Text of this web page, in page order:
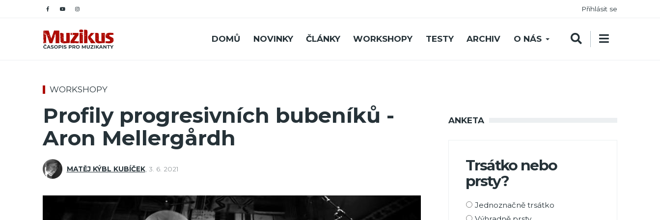
Přihlásit se
DOMŮ NOVINKY ČLÁNKY WORKSHOPY TESTY ARCHIV O NÁS
WORKSHOPY
Profily progresivních bubeníků -
Aron Mellergårdh
MATĚJ KÝBL KUBÍČEK, 3. 6. 2021
ANKETA
Trsátko nebo
prsty?
Možnosti
výběru
Jednoznačně trsátko